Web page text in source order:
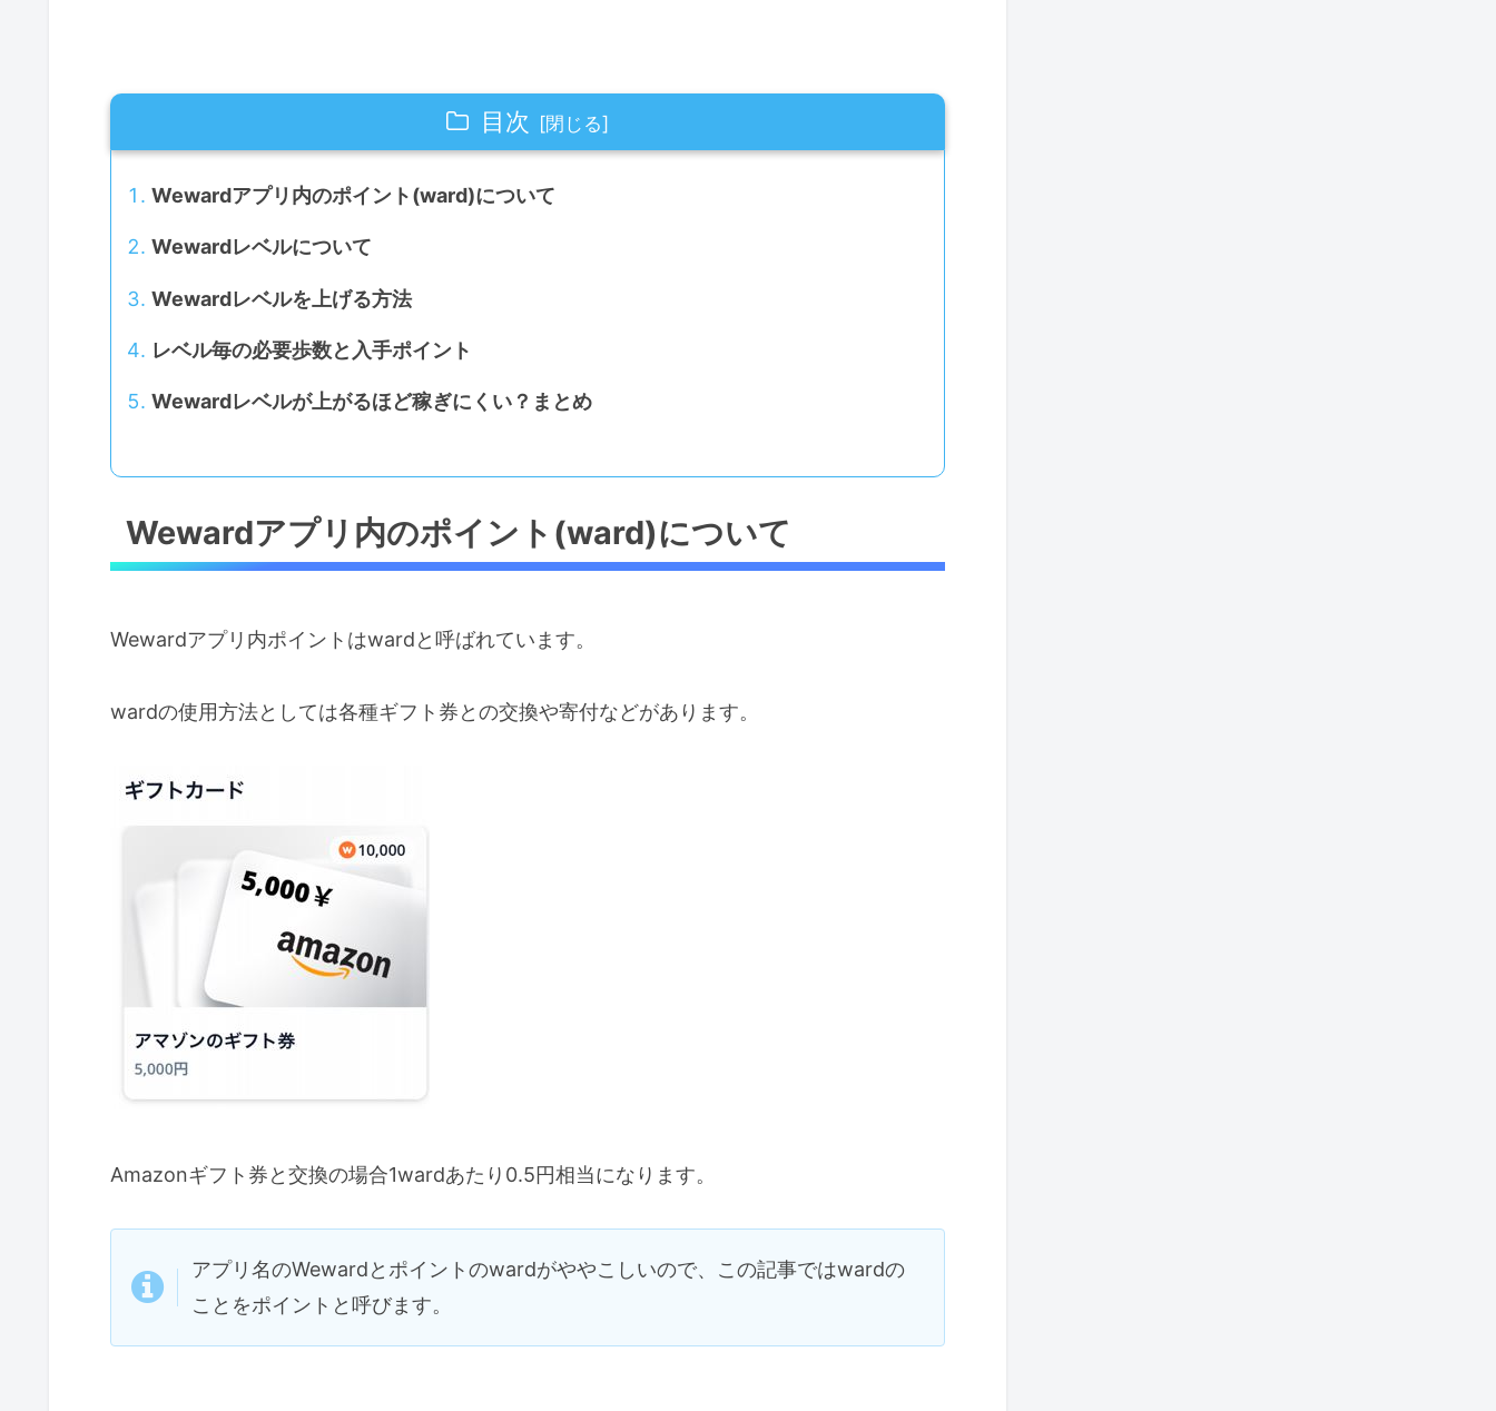
目次
Wewardアプリ内のポイント(ward)について
Wewardレベルについて
Wewardレベルを上げる方法
レベル毎の必要歩数と入手ポイント
Wewardレベルが上がるほど稼ぎにくい？まとめ
Wewardアプリ内のポイント(ward)について
Wewardアプリ内ポイントはwardと呼ばれています。
wardの使用方法としては各種ギフト券との交換や寄付などがあります。
Amazonギフト券と交換の場合1wardあたり0.5円相当になります。
アプリ名のWewardとポイントのwardがややこしいので、この記事ではwardの
ことをポイントと呼びます。